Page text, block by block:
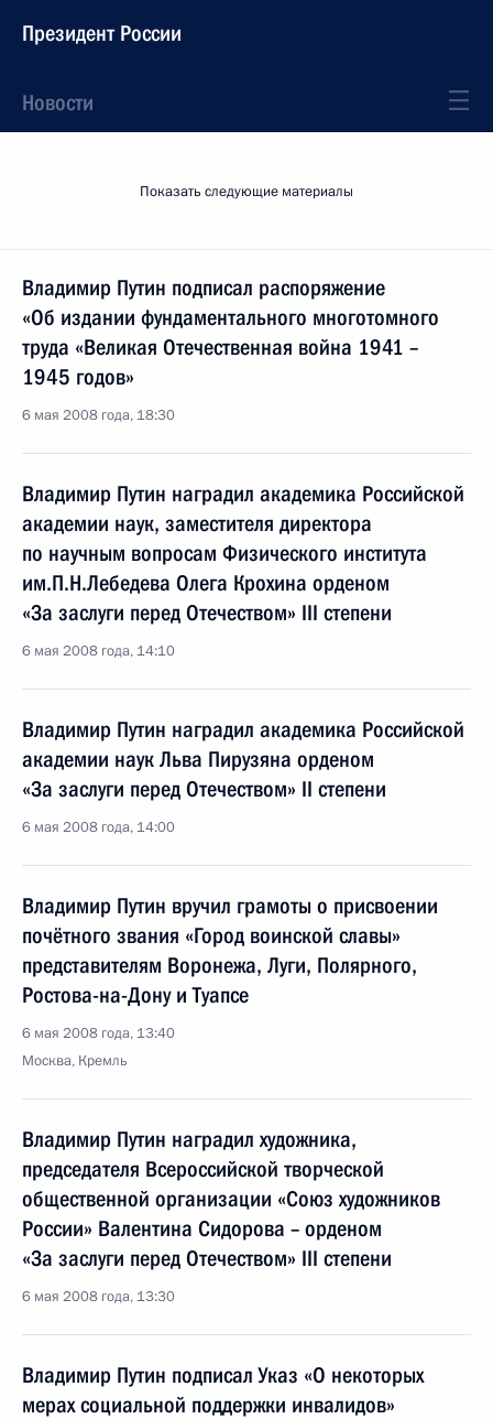
Президент России
Новости
Показать следующие материалы
Владимир Путин подписал распоряжение
«Об издании фундаментального многотомного
труда «Великая Отечественная война 1941 –
1945 годов»
6 мая 2008 года, 18:30
Владимир Путин наградил академика Российской
академии наук, заместителя директора
по научным вопросам Физического института
им.П.Н.Лебедева Олега Крохина орденом
«За заслуги перед Отечеством» III степени
6 мая 2008 года, 14:10
Владимир Путин наградил академика Российской
академии наук Льва Пирузяна орденом
«За заслуги перед Отечеством» II степени
6 мая 2008 года, 14:00
Владимир Путин вручил грамоты о присвоении
почётного звания «Город воинской славы»
представителям Воронежа, Луги, Полярного,
Ростова-на-Дону и Туапсе
6 мая 2008 года, 13:40
Москва, Кремль
Владимир Путин наградил художника,
председателя Всероссийской творческой
общественной организации «Союз художников
России» Валентина Сидорова – орденом
«За заслуги перед Отечеством» III степени
6 мая 2008 года, 13:30
Владимир Путин подписал Указ «О некоторых
мерах социальной поддержки инвалидов»